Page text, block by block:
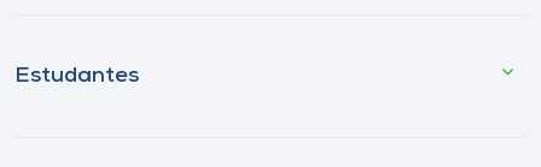
Estudantes